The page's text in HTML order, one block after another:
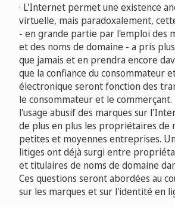
· L'Internet permet une existence
virtuelle, mais paradoxalement,
- en grande partie par l'emploi des
et des noms de domaine - a pris
que jamais et en prendra encore
que la confiance du consommateur
électronique seront fonction des
le consommateur et le
l'usage abusif des marques sur
de plus en plus les propriétaires de
petites et moyennes entreprises.
litiges ont déjà surgi entre
et titulaires de noms de domaine
Ces questions seront abordées au
sur les marques et sur l'identité en